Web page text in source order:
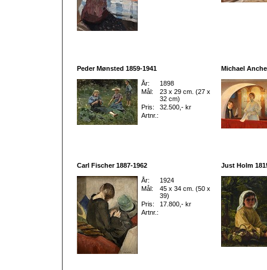
Peder Mønsted 1859-1941
År:
1898
Mål:
23 x 29 cm. (27 x
32 cm)
Pris:
32.500,- kr
Artnr.:
Michael
Carl Fischer 1887-1962
År:
1924
Mål:
45 x 34 cm. (50 x
39)
Pris:
17.800,- kr
Artnr.:
Just Holm